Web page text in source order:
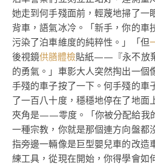
她走到何手殘面前，輕蔑地掃了一
背車，語氣冰冷。「新手，你的車
污染了泊車維度的純粹性。」「但
後視鏡供膳體檢貼紙——『永不放
的勇氣。」車影大人突然掏出一個
手殘的車子按了一下。何手殘的車
了一百八十度，穩穩地停在了地面
夾角是——零度。「你被分配給我
一種宗教，你就是那個連方向盤都
指旁邊一輛像是巨型嬰兒車的改造
練工具，從現在開始，你得學會如